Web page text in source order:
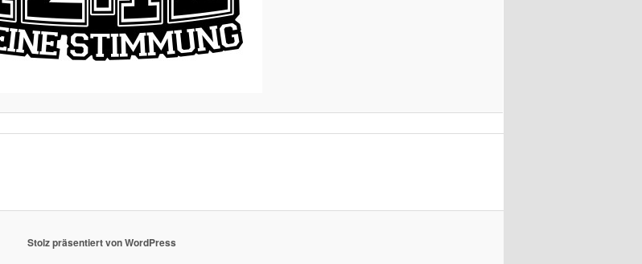
Stolz präsentiert von WordPress